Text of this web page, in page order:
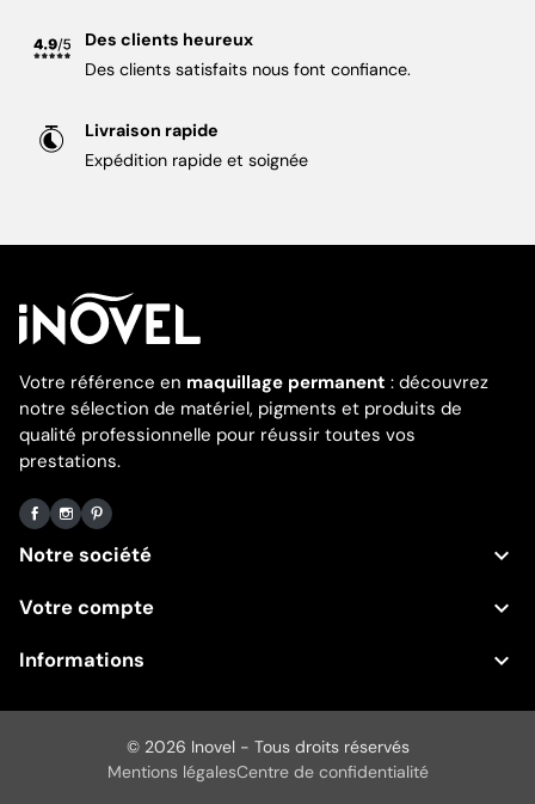
Des clients heureux
Des clients satisfaits nous font confiance.
Livraison rapide
Expédition rapide et soignée
Votre référence en maquillage permanent : découvrez
notre sélection de matériel, pigments et produits de
qualité professionnelle pour réussir toutes vos
prestations.
Facebook
Instagram
Pinterest
Notre société 
Votre compte 
Informations 
© 2026 Inovel - Tous droits réservés
Mentions légalesCentre de confidentialité